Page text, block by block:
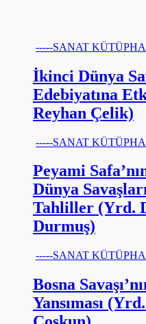
-----SANAT
İkinci Dünya
Edebiyatına
Reyhan Çelik)
-----SANAT
Peyami
Dünya
Tahliller (Yrd.
Durmuş)
-----SANAT
Bosna
Yansıması